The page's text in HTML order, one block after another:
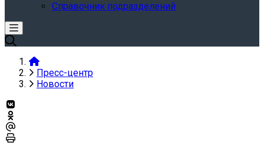
Справочник подразделений
Пресс-центр
Новости